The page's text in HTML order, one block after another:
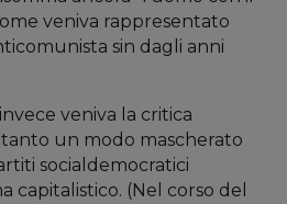
veniva rappresentato
sin dagli anni
veniva la critica
un modo mascherato
socialdemocratici
capitalistico. (Nel corso del